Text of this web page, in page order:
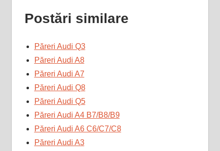
Postări similare
Păreri Audi Q3
Păreri Audi A8
Păreri Audi A7
Păreri Audi Q8
Păreri Audi Q5
Păreri Audi A4 B7/B8/B9
Păreri Audi A6 C6/C7/C8
Păreri Audi A3